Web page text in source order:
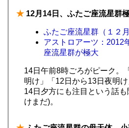
★ 12月14日、ふたご座流星群
ふたご座流星群（１２月
アストロアーツ：2012
座流星群が極大
14日午前8時ごろがピーク。
明け」「12日から13日夜明け
14日夕方にも注目という話
けまだ)。